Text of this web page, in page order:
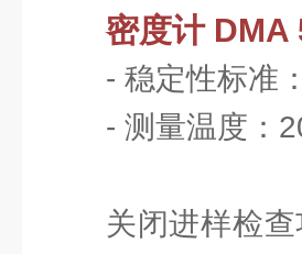
密度计 DMA
- 稳定性标准
- 测量温度：
关闭进样检